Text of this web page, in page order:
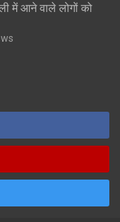
में आने वाले लोगों को